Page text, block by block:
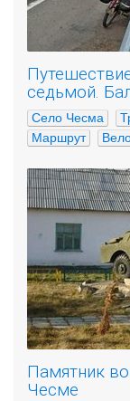
седьмой.
Село Чесма
Маршрут
Памятник
Чесме